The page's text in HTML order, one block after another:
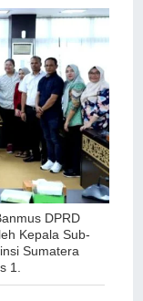
DPRD
Kepala Sub-
Sumatera
1.